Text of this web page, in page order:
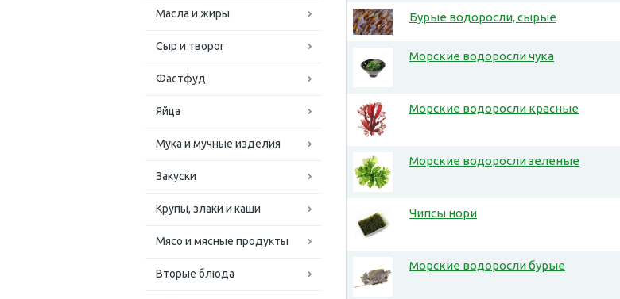
Масла и жиры
Сыр и творог
Фастфуд
Яйца
Мука и мучные изделия
Закуски
Крупы, злаки и каши
Мясо и мясные продукты
Вторые блюда
Бурые водоросли, сырые
Морские водоросли чука
Морские водоросли красные
Морские водоросли зеленые
Чипсы нори
Морские водоросли бурые